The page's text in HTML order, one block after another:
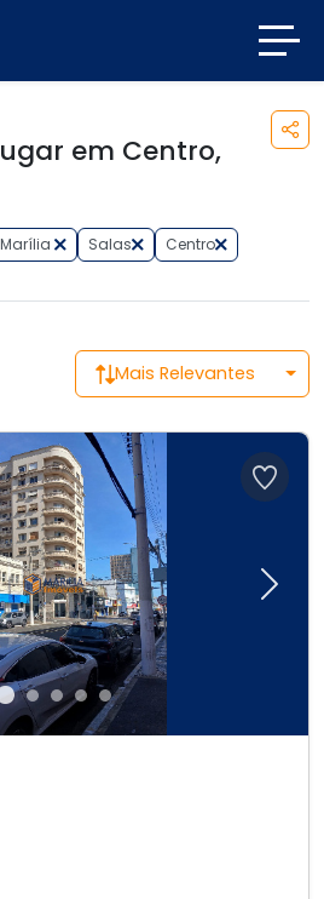
em Centro,
Marília Salas Centro
Mais Relevantes
Next